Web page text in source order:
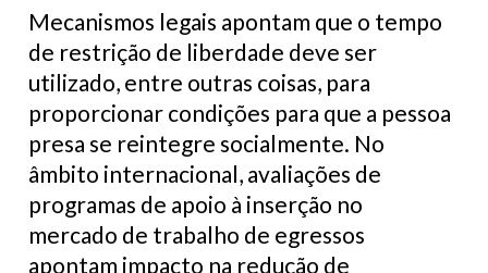
Mecanismos legais apontam que o tempo
de restrição de liberdade deve ser
utilizado, entre outras coisas, para
proporcionar condições para que a pessoa
presa se reintegre socialmente. No
âmbito internacional, avaliações de
programas de apoio à inserção no
mercado de trabalho de egressos
apontam impacto na redução de